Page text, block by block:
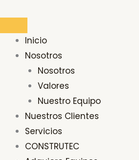
contenido
Inicio
Nosotros
Nosotros
Valores
Nuestro Equipo
Nuestros Clientes
Servicios
CONSTRUTEC